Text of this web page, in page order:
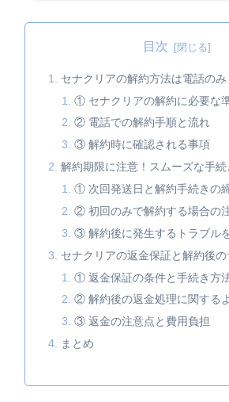
目次
セナクリアの解約方法は電話のみ
① セナクリアの解約に必要な
② 電話での解約手順と流れ
③ 解約時に確認される事項
解約期限に注意！スムーズな手続
① 次回発送日と解約手続きの
② 初回のみで解約する場合の
③ 解約後に発生するトラブル
セナクリアの返金保証と解約後の
① 返金保証の条件と手続き方
② 解約後の返金処理に関する
③ 返金の注意点と費用負担
まとめ